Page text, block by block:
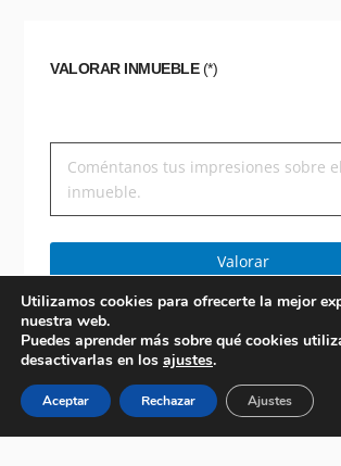
VALORAR INMUEBLE(*)
Valorar
Utilizamos cookies para ofrecerte la mejor
nuestra web.
Puedes aprender más sobre qué cookies
desactivarlas en los ajustes.
Aceptar Rechazar Ajustes